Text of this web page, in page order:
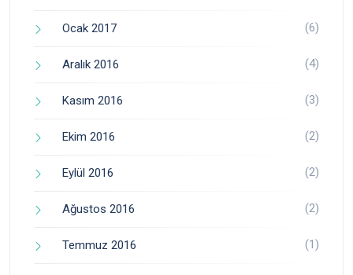
Ocak 2017 (6)
Aralık 2016 (4)
Kasım 2016 (3)
Ekim 2016 (2)
Eylül 2016 (2)
Ağustos 2016 (2)
Temmuz 2016 (1)